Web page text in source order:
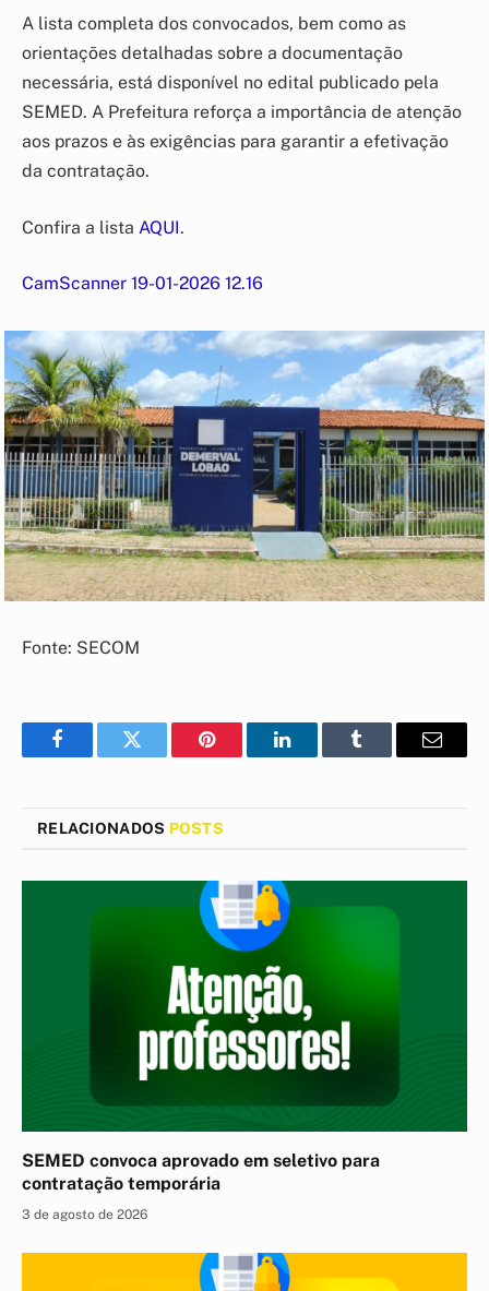
A lista completa dos convocados, bem como as
orientações detalhadas sobre a documentação
necessária, está disponível no edital publicado pela
SEMED. A Prefeitura reforça a importância de atenção
aos prazos e às exigências para garantir a efetivação
da contratação.
Confira a lista AQUI.
CamScanner 19-01-2026 12.16
Fonte: SECOM
FacebookTwitter Pinterest LinkedInTumblr
E-
RELACIONADOS POSTS
SEMED convoca aprovado em seletivo para
contratação temporária
3 de agosto de 2026